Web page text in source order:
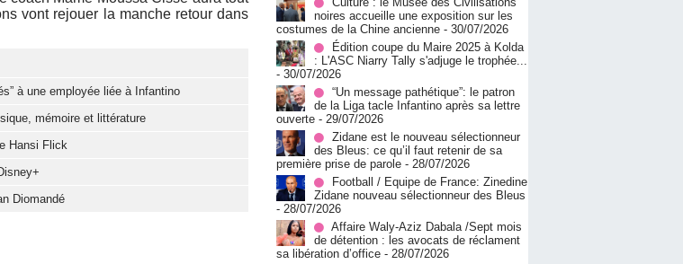
vont rejouer la manche retour dans
à une employée liée à Infantino
mémoire et littérature
Hansi Flick
Diomandé
noires accueille une exposition sur les
costumes de la Chine ancienne - 30/07/2026
Édition coupe du Maire 2025 à Kolda
: L'ASC Niarry Tally s'adjuge le trophée...
- 30/07/2026
“Un message pathétique”: le patron
de la Liga tacle Infantino après sa lettre
ouverte - 29/07/2026
Zidane est le nouveau sélectionneur
des Bleus: ce qu’il faut retenir de sa
première prise de parole - 28/07/2026
Football / Equipe de France: Zinedine
Zidane nouveau sélectionneur des Bleus
- 28/07/2026
Affaire Waly-Aziz Dabala /Sept mois
de détention : les avocats de réclament
sa libération d’office - 28/07/2026